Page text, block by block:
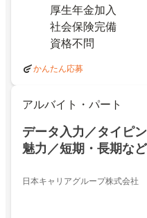
厚生年金加入
社会保険完備
資格不問
かんたん応募
アルバイト・パート
データ入力／タイピ
魅力／短期・長期な
日本キャリアグループ株式会社